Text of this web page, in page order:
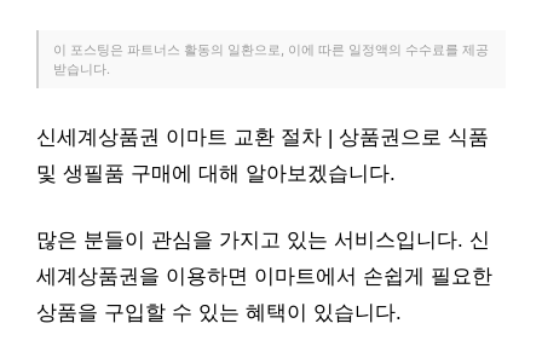
이 포스팅은 파트너스 활동의 일환으로, 이에 따른 일정액의 수수료를 제공
받습니다.
신세계상품권 이마트 교환 절차 | 상품권으로 식품
및 생필품 구매에 대해 알아보겠습니다.
많은 분들이 관심을 가지고 있는 서비스입니다. 신
세계상품권을 이용하면 이마트에서 손쉽게 필요한
상품을 구입할 수 있는 혜택이 있습니다.